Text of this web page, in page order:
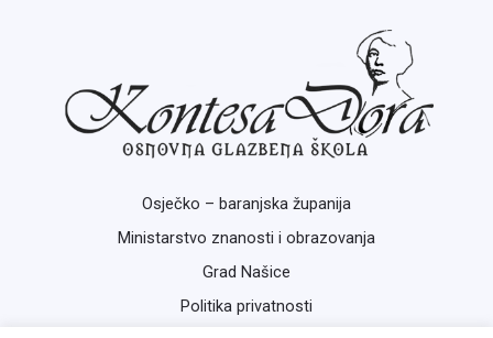
Osječko – baranjska županija
Ministarstvo znanosti i obrazovanja
Grad Našice
Politika privatnosti